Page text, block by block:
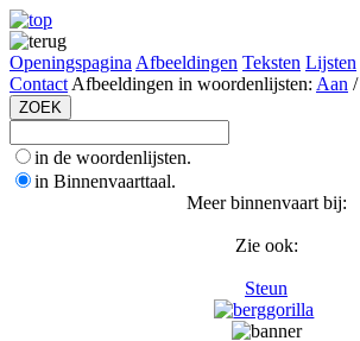
Openingspagina Afbeeldingen Teksten Lijsten
Contact Afbeeldingen in woordenlijsten: Aan /
in de woordenlijsten.
in Binnenvaarttaal.
Meer binnenvaart bij:
Zie ook:
Steun